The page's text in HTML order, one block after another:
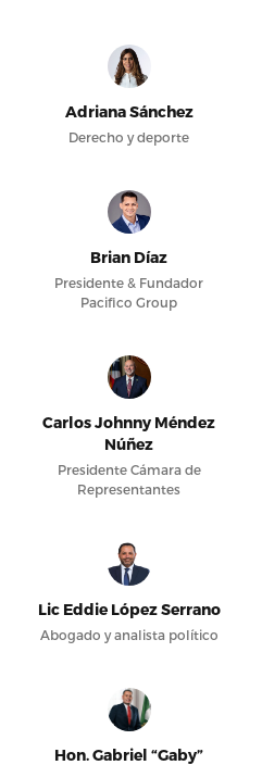
Adriana Sánchez
Derecho y deporte
Brian Díaz
Presidente & Fundador
Pacifico Group
Carlos Johnny Méndez
Núñez
Presidente Cámara de
Representantes
Lic Eddie López Serrano
Abogado y analista político
Hon. Gabriel “Gaby”